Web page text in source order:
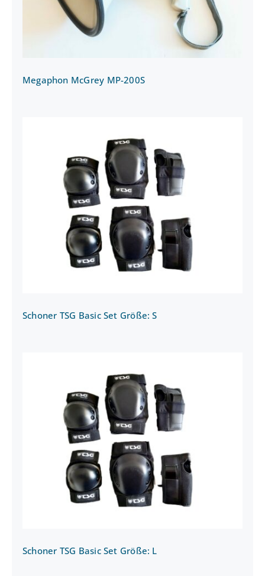
Megaphon McGrey MP-200S
Schoner TSG Basic Set Größe: S
Schoner TSG Basic Set Größe: S
Schoner TSG Basic Set Größe: L
Schoner TSG Basic Set Größe: L